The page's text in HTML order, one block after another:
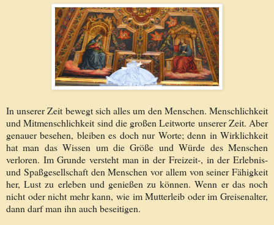
In unserer Zeit bewegt sich alles um den Menschen. Menschlichkeit
und Mitmenschlichkeit sind die großen Leitworte unserer Zeit. Aber
genauer besehen, bleiben es doch nur Worte; denn in Wirklichkeit
hat man das Wissen um die Größe und Würde des Menschen
verloren. Im Grunde versteht man in der Freizeit-, in der Erlebnis-
und Spaßgesellschaft den Menschen vor allem von seiner Fähigkeit
her, Lust zu erleben und genießen zu können. Wenn er das noch
nicht oder nicht mehr kann, wie im Mutterleib oder im Greisenalter,
dann darf man ihn auch beseitigen.